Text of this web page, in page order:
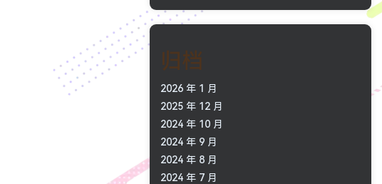
归档
2026 年 1 月
2025 年 12 月
2024 年 10 月
2024 年 9 月
2024 年 8 月
2024 年 7 月